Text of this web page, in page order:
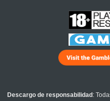
Descargo de responsabilidad :